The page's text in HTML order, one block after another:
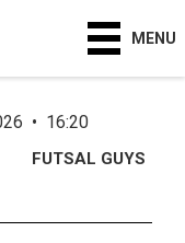
MENU
• 16:20
FUTSAL GUYS